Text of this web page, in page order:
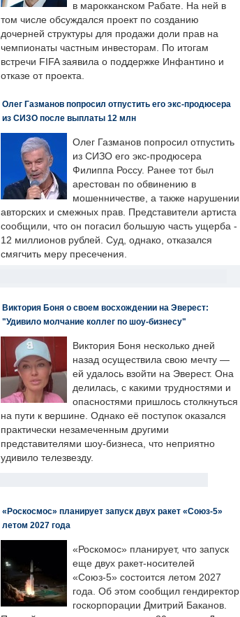
в марокканском Рабате. На ней в
том числе обсуждался проект по созданию
дочерней структуры для продажи доли прав на
чемпионаты частным инвесторам. По итогам
встречи FIFA заявила о поддержке Инфантино и
отказе от проекта.
Олег Газманов попросил отпустить его экс-продюсера
из СИЗО после выплаты 12 млн
Олег Газманов попросил отпустить
из СИЗО его экс-продюсера
Филиппа Россу. Ранее тот был
арестован по обвинению в
мошенничестве, а также нарушении
авторских и смежных прав. Представители артиста
сообщили, что он погасил большую часть ущерба -
12 миллионов рублей. Суд, однако, отказался
смягчить меру пресечения.
Виктория Боня о своем восхождении на Эверест:
"Удивило молчание коллег по шоу-бизнесу"
Виктория Боня несколько дней
назад осуществила свою мечту —
ей удалось взойти на Эверест. Она
делилась, с какими трудностями и
опасностями пришлось столкнуться
на пути к вершине. Однако её поступок оказался
практически незамеченным другими
представителями шоу-бизнеса, что неприятно
удивило телезвезду.
«Роскосмос» планирует запуск двух ракет «Союз-5»
летом 2027 года
«Роскомос» планирует, что запуск
еще двух ракет-носителей
«Союз-5» состоится летом 2027
года. Об этом сообщил гендиректор
госкорпорации Дмитрий Баканов.